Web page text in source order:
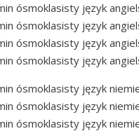
ósmoklasisty język
ósmoklasisty język
ósmoklasisty język
ósmoklasisty język
ósmoklasisty język
ósmoklasisty język
ósmoklasisty język